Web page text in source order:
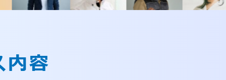
内容